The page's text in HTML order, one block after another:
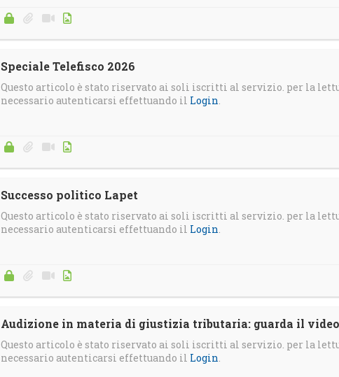
Speciale Telefisco 2026
Questo articolo è stato riservato ai soli iscritti al servizio. per la
necessario autenticarsi effettuando il Login.
Successo politico Lapet
Questo articolo è stato riservato ai soli iscritti al servizio. per la
necessario autenticarsi effettuando il Login.
Audizione in materia di giustizia tributaria: guarda il video
Questo articolo è stato riservato ai soli iscritti al servizio. per la
necessario autenticarsi effettuando il Login.